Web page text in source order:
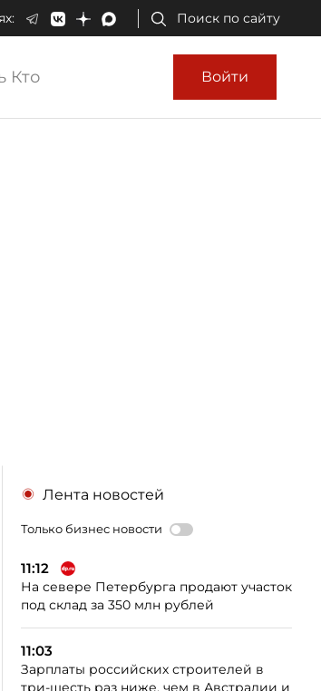
Поиск по сайту
Кто Войти
Лента новостей
Только бизнес новости
11:12
На севере Петербурга продают участок
под склад за 350 млн рублей
11:03
Зарплаты российских строителей в
три-шесть раз ниже, чем в Австралии и